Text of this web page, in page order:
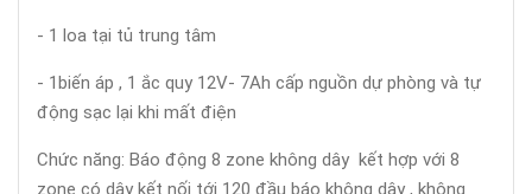
- 1 loa tại tủ trung tâm
- 1biến áp , 1 ắc quy 12V- 7Ah cấp nguồn dự phòng và tự
động sạc lại khi mất điện
Chức năng: Báo động 8 zone không dây kết hợp với 8
zone có dây kết nối tới 120 đầu báo không dây , không